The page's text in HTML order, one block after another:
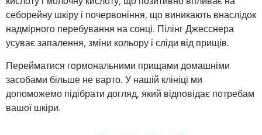
себорейну шкіру і почервоніння, що виникають внаслідок
надмірного перебування на сонці. Пілінг Джесснера
усуває запалення, зміни кольору і сліди від прищів.
Перейматися гормональними прищами домашніми
засобами більше не варто. У нашій клініці ми
допоможемо підібрати догляд, який відповідає потребам
вашої шкіри.